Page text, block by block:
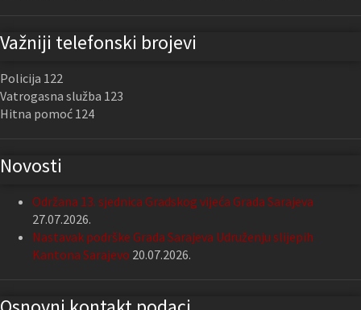
Važniji telefonski brojevi
Policija 122
Vatrogasna služba 123
Hitna pomoć 124
Novosti
Održana 13. sjednica Gradskog vijeća Grada Sarajeva
27.07.2026.
Nastavak podrške Grada Sarajeva Udruženju slijepih
Kantona Sarajevo 20.07.2026.